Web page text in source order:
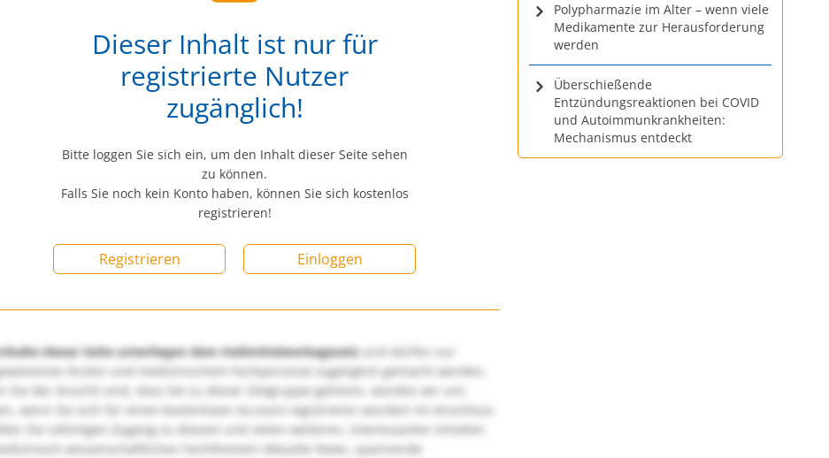
Dieser Inhalt ist nur für
registrierte Nutzer
zugänglich!
Bitte loggen Sie sich ein, um den Inhalt dieser Seite sehen
zu können.
Falls Sie noch kein Konto haben, können Sie sich kostenlos
registrieren!
Registrieren Einloggen
dieser Seite unterliegen dem Heilmittelwerbegesetzund dürfen nur
Ärzten und medizinischem Fachpersonal zugänglich gemacht werden.
Sie der Ansicht sind, dass Sie zu dieser Zielgruppe gehören, würden wir uns
wenn Sie sich für einen kostenlosen Account registrieren würden! Im Anschluss
Sie sofortigen Zugang zu diesem und vielen weiteren, interessanten Inhalten
wissenschaftlichen Fachthemen! Aktuelle News, spannende
Polypharmazie im Alter – wenn viele
Medikamente zur Herausforderung
werden
Überschießende
Entzündungsreaktionen bei COVID
und Autoimmunkrankheiten:
Mechanismus entdeckt